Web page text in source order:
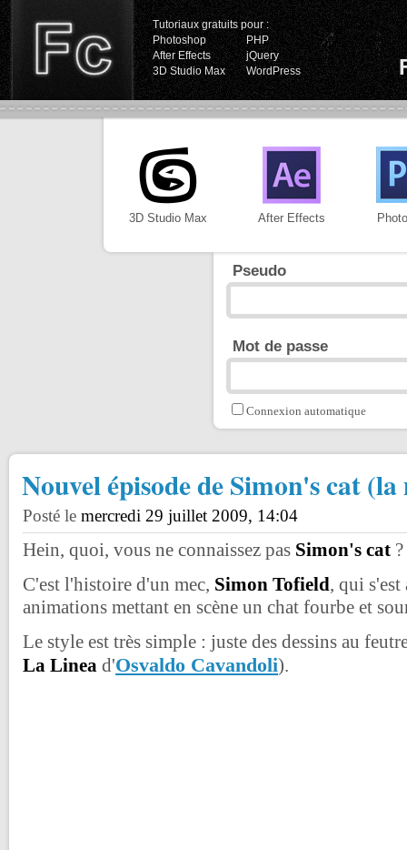
Tutoriaux gratuits pour :
Photoshop
PHP
After Effects
jQuery
3D Studio Max
WordPress
3D Studio Max After Effects
Pseudo
Mot de passe
Connexion automatique
Nouvel épisode de Simon's cat
Posté le mercredi 29 juillet 2009, 14:04
Hein, quoi, vous ne connaissez pas Simon's cat ?
C'est l'histoire d'un mec, Simon Tofield, qui s'est
animations mettant en scène un chat fourbe et
Le style est très simple : juste des dessins au
La Linea d'Osvaldo Cavandoli).